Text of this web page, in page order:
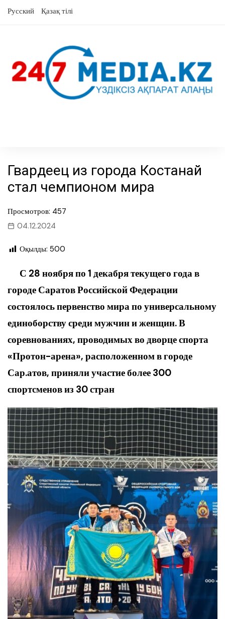
Русский Қазақ тілі
Гвардеец из города Костанай
стал чемпионом мира
Просмотров: 457
04.12.2024
Оқылды: 500
С 28 ноября по 1 декабря текущего года в
городе Саратов Российской Федерации
состоялось первенство мира по универсальному
единоборству среди мужчин и женщин. В
соревнованиях, проводимых во дворце спорта
«Протон-арена», расположенном в городе
Сар.атов, приняли участие более 300
спортсменов из 30 стран